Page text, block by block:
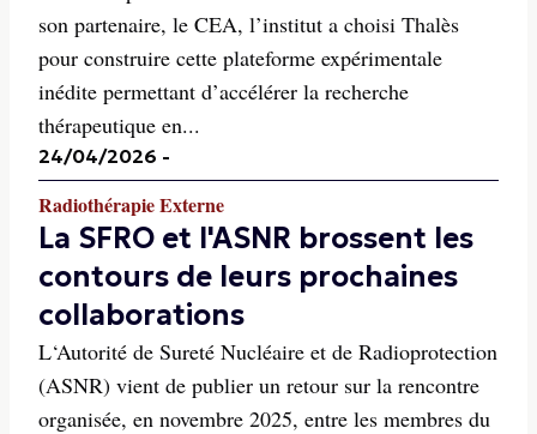
son partenaire, le CEA, l’institut a choisi Thalès
pour construire cette plateforme expérimentale
inédite permettant d’accélérer la recherche
thérapeutique en...
24/04/2026 -
Radiothérapie Externe
La SFRO et l'ASNR brossent les
contours de leurs prochaines
collaborations
L‘Autorité de Sureté Nucléaire et de Radioprotection
(ASNR) vient de publier un retour sur la rencontre
organisée, en novembre 2025, entre les membres du